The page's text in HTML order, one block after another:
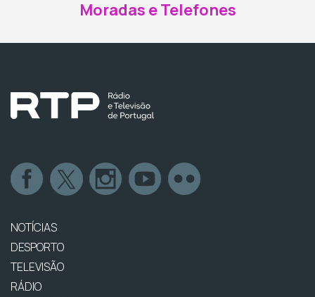
Moradas e Telefones
NOTÍCIAS
DESPORTO
TELEVISÃO
RÁDIO